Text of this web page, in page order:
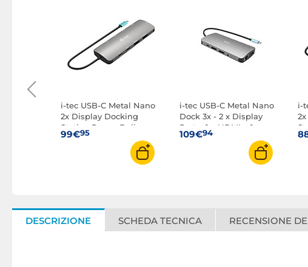
i-tec USB-C Metal Nano
2x Display Docking
Station Power Delivery
100W
99€95
i-tec USB-C Metal Nano
Dock 3x - 2 x Display
Port + 1 x HDMI + 1 x
Power Delivery 100W
109€94
i-
DESCRIZIONE SCHEDA TECNICA RECENSIONE